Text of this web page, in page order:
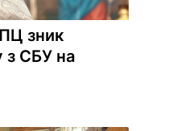
зник
з СБУ на